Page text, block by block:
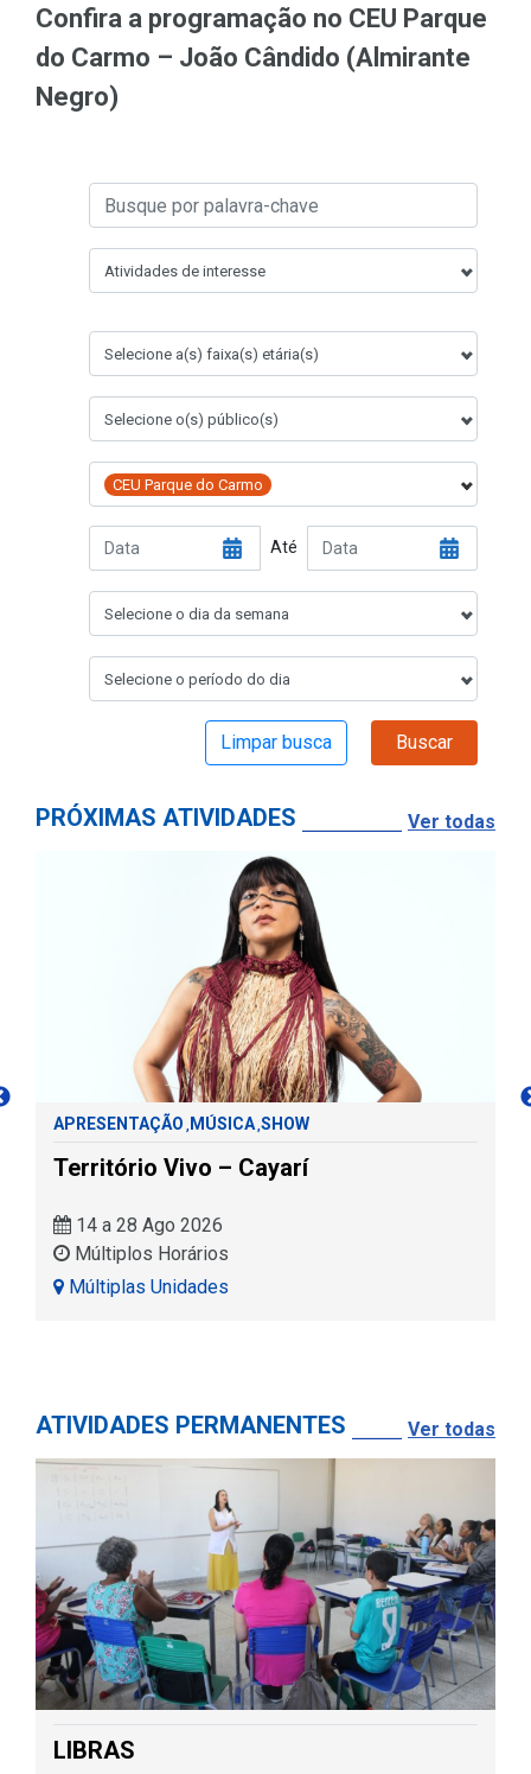
Confira a programação no CEU Parque
do Carmo – João Cândido (Almirante
Negro)
Atividades de interesse
Selecione a(s) faixa(s) etária(s)
Selecione o(s) público(s)
CEU Parque do Carmo
Até
Selecione o dia da semana
Selecione o período do dia
Limpar busca Buscar
PRÓXIMAS ATIVIDADES Ver todas
APRESENTAÇÃO MÚSICA SHOW
Território Vivo – Cayarí
14 a 28 Ago 2026
Múltiplos Horários
Múltiplas Unidades
ATIVIDADES PERMANENTES Ver todas
LIBRAS